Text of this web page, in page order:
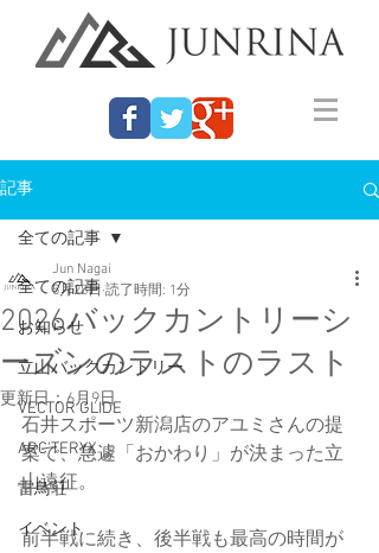
記事
全ての記事
お知らせ
立山バックカントリー
VECTOR GLIDE
ARC'TERYX
雷鳥荘
イベント
全ての記事
2026バックカントリーシ
ーズンのラストのラスト
Jun Nagai
5月28日 読了時間: 1分
更新日：6月9日
石井スポーツ新潟店のアユミさんの提
案で、急遽「おかわり」が決まった立
山遠征。
前半戦に続き、後半戦も最高の時間が